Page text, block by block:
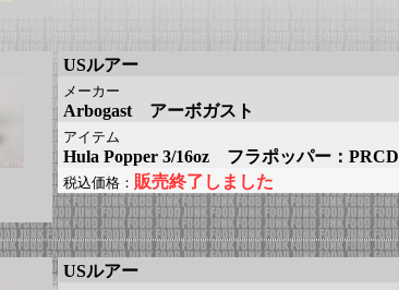
USルアー
メーカー
Arbogast アーボガスト
アイテム
Hula Popper 3/16oz フラポッパー：PRCD
税込価格： 販売終了しました
USルアー